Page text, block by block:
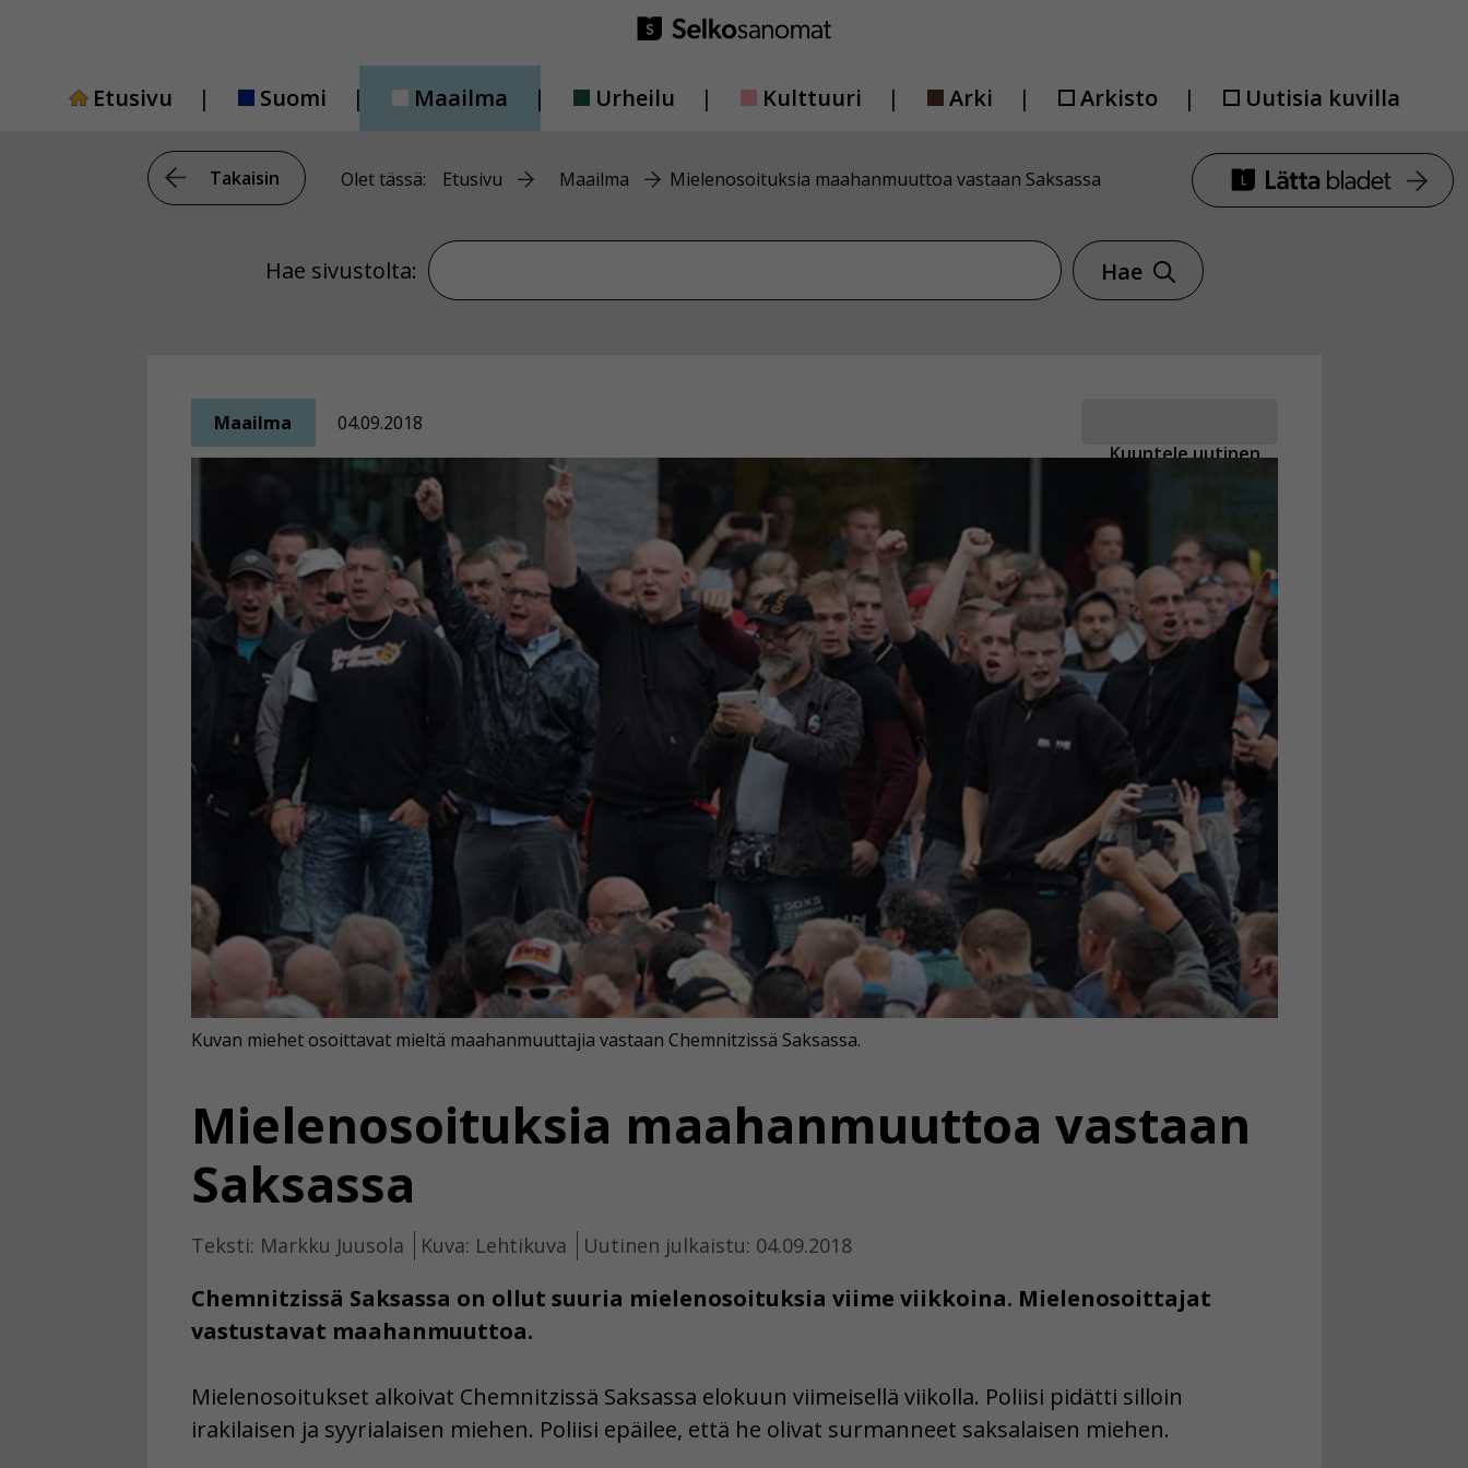
Etusivu
Suomi Maailma Urheilu Kulttuuri Arki Arkisto Uutisia kuvilla
Takaisin Olet tässä: Etusivu Maailma Mielenosoituksia maahanmuuttoa vastaan Saksassa
Hae sivustolta: Hae sivustolta
Hae
Kuuntele uutinen
Maailma 04.09.2018
Mielenosoituksia maahanmuuttoa vastaan
Saksassa
Teksti: Markku Juusola Kuva: Lehtikuva Uutinen julkaistu: 04.09.2018
Chemnitzissä Saksassa on ollut suuria mielenosoituksia viime viikkoina. Mielenosoittajat
vastustavat maahanmuuttoa.
Kuvan miehet osoittavat mieltä maahanmuuttajia vastaan Chemnitzissä Saksassa.
Mielenosoitukset alkoivat Chemnitzissä Saksassa elokuun viimeisellä viikolla. Poliisi pidätti silloin
irakilaisen ja syyrialaisen miehen. Poliisi epäilee, että he olivat surmanneet saksalaisen miehen.